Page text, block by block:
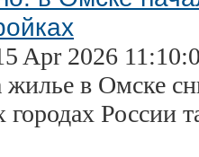
Apr 2026
в Омске
России